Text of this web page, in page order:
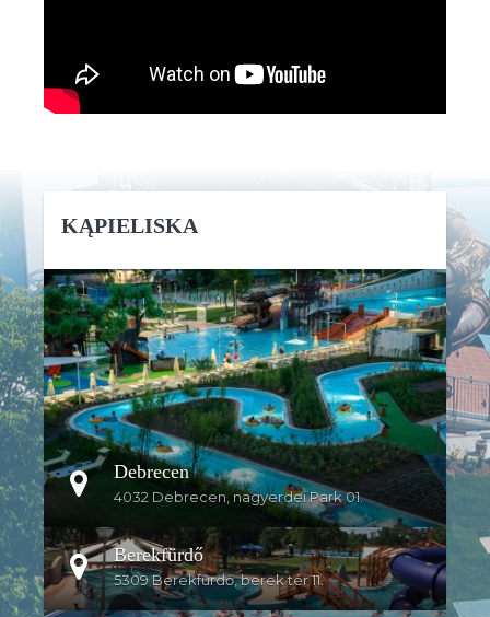
KĄPIELISKA
SZCZEGÓŁY
Debrecen
4032 Debrecen, nagyerdei Park 01.
Berekfürdő
5309 Berekfürdő, berek tér 11.